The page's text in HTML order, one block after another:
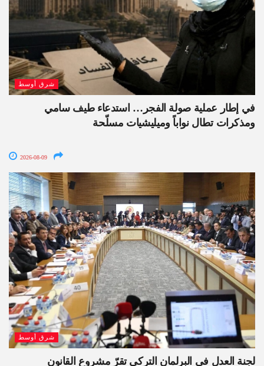
شرق أوسط
في إطار عملية صولة الفجر… استدعاء طيف سامي
ومذكرات تطال نواباً وميليشيات مسلّحة
2026-08-09
شرق أوسط
لجنة العدل في البرلمان التركي تقرّ مشروع القانون